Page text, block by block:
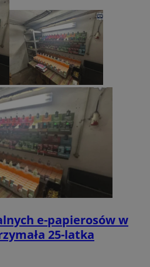
e-papierosów w
25-latka